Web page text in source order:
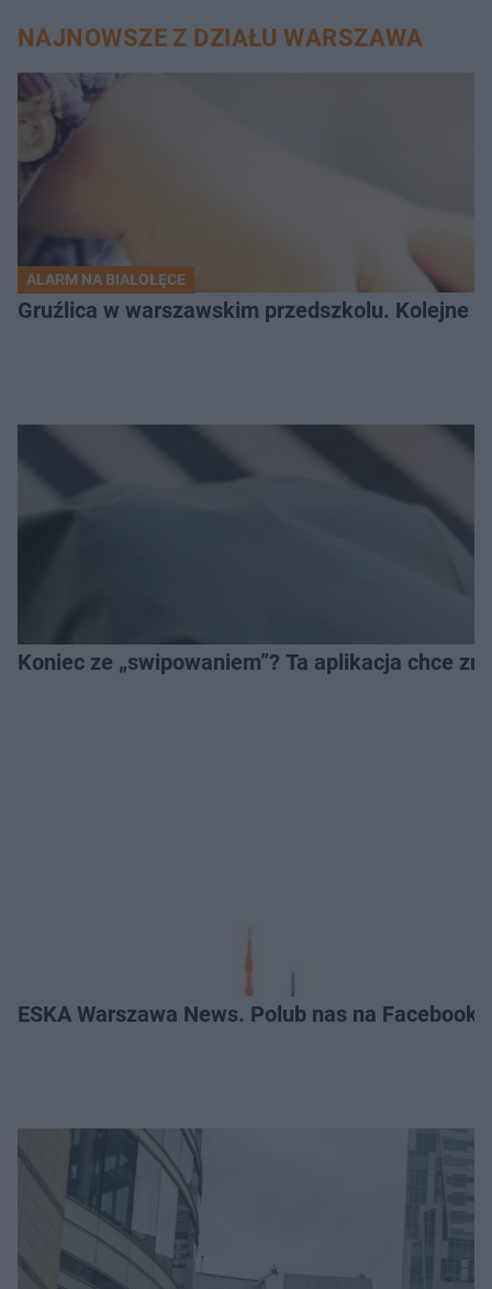
NAJNOWSZE Z DZIAŁU WARSZAWA
ALARM NA BIAŁOŁĘCE
Gruźlica w warszawskim przedszkolu. Kolejne
Koniec ze „swipowaniem”? Ta aplikacja chce
ESKA Warszawa News. Polub nas na